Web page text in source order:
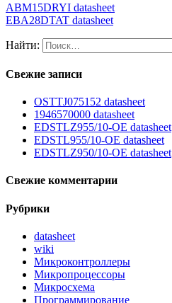
ABM15DRYI datasheet
EBA28DTAT datasheet
Найти:
Свежие записи
OSTTJ075152 datasheet
1946570000 datasheet
EDSTLZ955/10-OE datasheet
EDSTL955/10-OE datasheet
EDSTLZ950/10-OE datasheet
Свежие комментарии
Рубрики
datasheet
wiki
Микроконтроллеры
Микропроцессоры
Микросхема
Программирование